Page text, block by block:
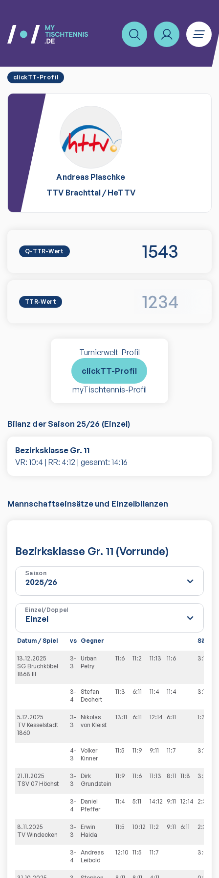
clickTT-Profil
Andreas Plaschke
TTV Brachttal /HeTTV
Q-TTR-Wert 1543
TTR-Wert 1234
Turnierwelt-Profil
clickTT-Profil
myTischtennis-Profil
Bilanz der Saison 25/26 (Einzel)
Bezirksklasse Gr. 11
VR: 10:4 | RR: 4:12 | gesamt: 14:16
Mannschaftseinsätze und Einzelbilanzen
Bezirksklasse Gr. 11 (Vorrunde)
Saison
Einzel/Doppel
Datum / Spiel vs Gegner Sätze
13.12.2025
SG Bruchköbel
1868 III
3-
3
Urban
Petry
11:6 11:2 11:13 11:6 3:1
3-
4
Stefan
Dechert
11:3 6:11 11:4 11:4 3:1
5.12.2025
TV Kesselstadt
1860
3-
3
Nikolas
von Kleist
13:11 6:11 12:14 6:11 1:3
4-
3
Volker
Kinner
11:5 11:9 9:11 11:7 3:1
21.11.2025
TSV 07 Höchst
3-
3
Dirk
Grundstein
11:9 11:6 11:13 8:11 11:8 3:2
3-
4
Daniel
Pfeffer
11:4 5:11 14:12 9:11 12:14 2:3
8.11.2025
TV Windecken
3-
3
Erwin
Haida
11:5 10:12 11:2 9:11 6:11 2:3
3-
4
Andreas
Leibold
12:10 11:5 11:7 3:0